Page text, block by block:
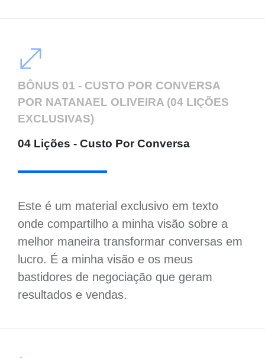
BÔNUS 01 - CUSTO POR CONVERSA
POR NATANAEL OLIVEIRA (04 LIÇÕES
EXCLUSIVAS)
04 Lições - Custo Por Conversa
Este é um material exclusivo em texto
onde compartilho a minha visão sobre a
melhor maneira transformar conversas em
lucro. É a minha visão e os meus
bastidores de negociação que geram
resultados e vendas.